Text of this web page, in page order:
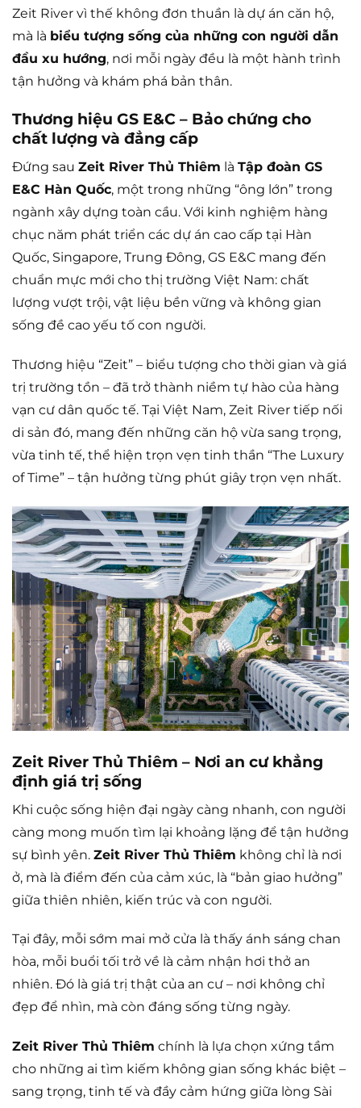
Zeit River vì thế không đơn thuần là dự án căn hộ,
mà là biểu tượng sống của những con người dẫn
đầu xu hướng, nơi mỗi ngày đều là một hành trình
tận hưởng và khám phá bản thân.
Thương hiệu GS E&C – Bảo chứng cho
chất lượng và đẳng cấp
Đứng sau Zeit River Thủ Thiêm là Tập đoàn GS
E&C Hàn Quốc, một trong những “ông lớn” trong
ngành xây dựng toàn cầu. Với kinh nghiệm hàng
chục năm phát triển các dự án cao cấp tại Hàn
Quốc, Singapore, Trung Đông, GS E&C mang đến
chuẩn mực mới cho thị trường Việt Nam: chất
lượng vượt trội, vật liệu bền vững và không gian
sống đề cao yếu tố con người.
Thương hiệu “Zeit” – biểu tượng cho thời gian và giá
trị trường tồn – đã trở thành niềm tự hào của hàng
vạn cư dân quốc tế. Tại Việt Nam, Zeit River tiếp nối
di sản đó, mang đến những căn hộ vừa sang trọng,
vừa tinh tế, thể hiện trọn vẹn tinh thần “The Luxury
of Time” – tận hưởng từng phút giây trọn vẹn nhất.
Zeit River Thủ Thiêm – Nơi an cư khẳng
định giá trị sống
Khi cuộc sống hiện đại ngày càng nhanh, con người
càng mong muốn tìm lại khoảng lặng để tận hưởng
sự bình yên. Zeit River Thủ Thiêm không chỉ là nơi
ở, mà là điểm đến của cảm xúc, là “bản giao hưởng”
giữa thiên nhiên, kiến trúc và con người.
Tại đây, mỗi sớm mai mở cửa là thấy ánh sáng chan
hòa, mỗi buổi tối trở về là cảm nhận hơi thở an
nhiên. Đó là giá trị thật của an cư – nơi không chỉ
đẹp để nhìn, mà còn đáng sống từng ngày.
Zeit River Thủ Thiêm chính là lựa chọn xứng tầm
cho những ai tìm kiếm không gian sống khác biệt –
sang trọng, tinh tế và đầy cảm hứng giữa lòng Sài